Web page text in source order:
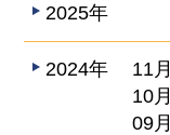
2025年
2024年
11月
10月
09月